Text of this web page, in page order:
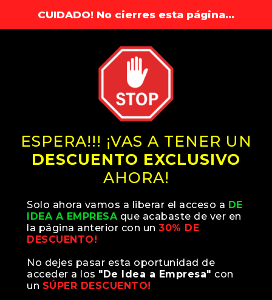
CUIDADO! No cierres esta página...
ESPERA!!! ¡VAS A TENER UN
DESCUENTO EXCLUSIVO
AHORA!
Solo ahora vamos a liberar el acceso a DE
IDEA A EMPRESAque acabaste de ver en
la página anterior con un 30% DE
DESCUENTO!
No dejes pasar esta oportunidad de
acceder a los "De Idea a Empresa" con
un SÚPER DESCUENTO!